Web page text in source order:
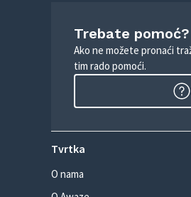
Trebate pomoć?
Ako ne možete pronaći
tim rado pomoći.
Tvrtka
O nama